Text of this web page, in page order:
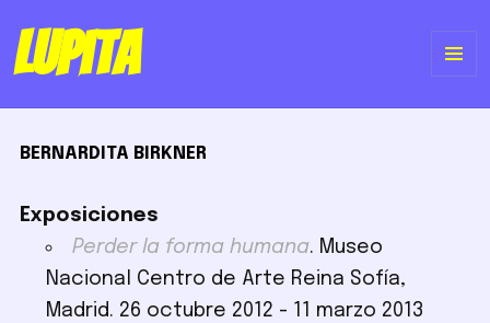
Lupita
BERNARDITA BIRKNER
Exposiciones
Perder la forma humana. Museo
Nacional Centro de Arte Reina Sofía,
Madrid. 26 octubre 2012 - 11 marzo 2013